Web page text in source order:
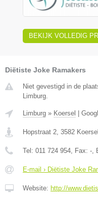
BEKIJK VOLLEDIG
Diëtiste Joke Ramakers
Niet gevestigd in de
Limburg.
Limburg » Koersel
Hopstraat 2, 3582 Koersel
Tel: 011 724 954, Fax: -,
E-mail › Diëtiste Joke
Website: http://